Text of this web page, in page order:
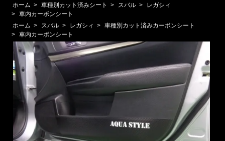
ホーム > 車種別カット済みシート > スバル >
レガシィ
> 車内カーボンシート
ホーム > スバル > レガシィ > 車種別カット済みカーボンシート
> 車内カーボンシート